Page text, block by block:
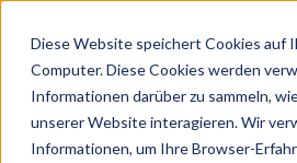
Diese Website speichert Cookies auf
Computer. Diese Cookies werden
Informationen darüber zu sammeln,
unserer Website interagieren. Wir
Informationen, um Ihre Browser-